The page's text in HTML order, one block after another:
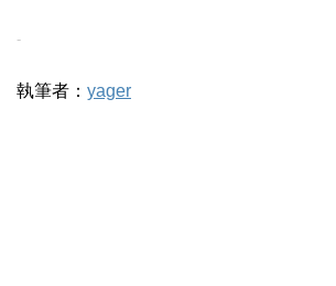
-
執筆者： yager